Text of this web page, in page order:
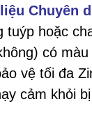
Chuyên
tuýp hoặc
có
vệ tối đa
cảm khỏi